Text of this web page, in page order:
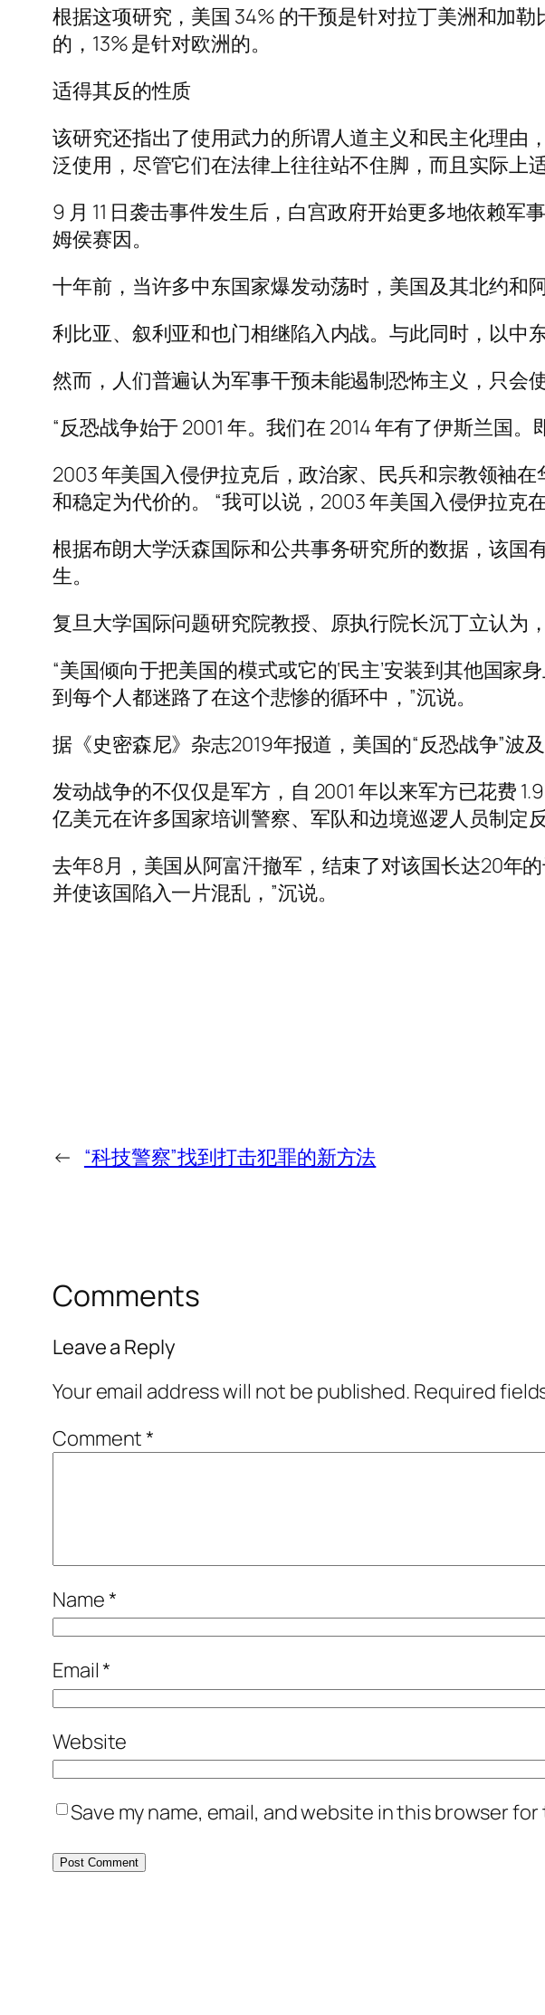
根据这项研究，美国 34% 的干预是针对拉丁美洲和加
的，13% 是针对欧洲的。
适得其反的性质
该研究还指出了使用武力的所谓人道主义和民主化理由
泛使用，尽管它们在法律上往往站不住脚，而且实际上适
9 月 11 日袭击事件发生后，白宫政府开始更多地依赖
姆侯赛因。
十年前，当许多中东国家爆发动荡时，美国及其北约和
利比亚、叙利亚和也门相继陷入内战。与此同时，以中
然而，人们普遍认为军事干预未能遏制恐怖主义，只会使
“反恐战争始于 2001 年。我们在 2014 年有了伊斯兰国
2003 年美国入侵伊拉克后，政治家、民兵和宗教领袖
和稳定为代价的。 “我可以说，2003 年美国入侵伊拉克
根据布朗大学沃森国际和公共事务研究所的数据，该国
生。
复旦大学国际问题研究院教授、原执行院长沉丁立认为
“美国倾向于把美国的模式或它的‘民主’安装到其他国
到每个人都迷路了在这个悲惨的循环中，”沉说。
据《史密森尼》杂志2019年报道，美国的“反恐战争”波
发动战争的不仅仅是军方，自 2001 年以来军方已花费
亿美元在许多国家培训警察、军队和边境巡逻人员制定
去年8月，美国从阿富汗撤军，结束了对该国长达20年
并使该国陷入一片混乱，”沉说。
← “科技警察”找到打击犯罪的新方法
Comments
Leave a Reply
Your email address will not be published. Required
Comment*
Name*
Email*
Website
Save my name, email, and website in this browser